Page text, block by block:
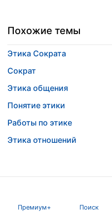
Похожие темы
Этика Сократа
Сократ
Этика общения
Понятие этики
Работы по этике
Этика отношений
Премиум+ Поиск